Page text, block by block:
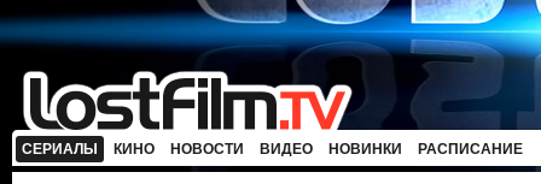
СЕРИАЛЫ КИНО НОВОСТИ ВИДЕО НОВИНКИ РАСПИСАНИЕ